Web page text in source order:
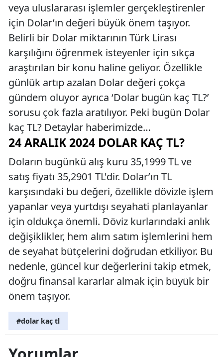
veya uluslararası işlemler gerçekleştirenler
için Dolar’ın değeri büyük önem taşıyor.
Belirli bir Dolar miktarının Türk Lirası
karşılığını öğrenmek isteyenler için sıkça
araştırılan bir konu haline geliyor. Özellikle
günlük artıp azalan Dolar değeri çokça
gündem oluyor ayrıca ‘Dolar bugün kaç TL?’
sorusu çok fazla aratılıyor. Peki bugün Dolar
kaç TL? Detaylar haberimizde…
24 ARALIK 2024 DOLAR KAÇ TL?
Doların bugünkü alış kuru 35,1999 TL ve
satış fiyatı 35,2901 TL'dir. Dolar’ın TL
karşısındaki bu değeri, özellikle dövizle işlem
yapanlar veya yurtdışı seyahati planlayanlar
için oldukça önemli. Döviz kurlarındaki anlık
değişiklikler, hem alım satım işlemlerini hem
de seyahat bütçelerini doğrudan etkiliyor. Bu
nedenle, güncel kur değerlerini takip etmek,
doğru finansal kararlar almak için büyük bir
önem taşıyor.
#dolar kaç tl